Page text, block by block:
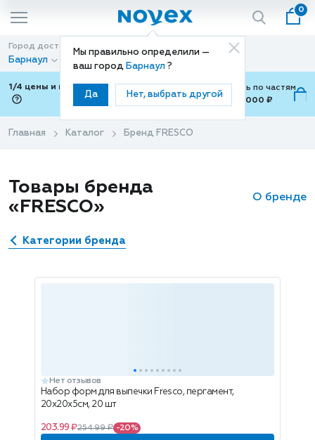
Мы правильно определили —
ваш город Барнаул ?
Да Нет, выбрать другой
0
Город доставки
Барнаул
Способ доставки
Доставка
1/4 цены и покупки ваши с Подели
Можно оплатить по частям
от 700 ₽ до 15,000 ₽
Главная Каталог Бренд FRESCO
Товары бренда
«FRESCO»
О бренде
Категории бренда
Нет отзывов
Набор форм для выпечки Fresco, пергамент,
20х20х5см, 20 шт
203.99 ₽254.99 ₽ -20%